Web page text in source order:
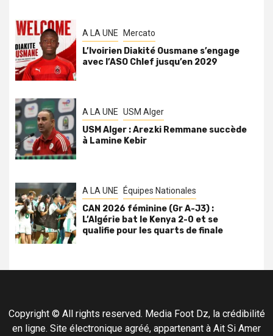
A LA UNE Mercato
L’Ivoirien Diakité Ousmane s’engage
avec l’ASO Chlef jusqu’en 2029
A LA UNE USM Alger
USM Alger : Arezki Remmane succède
à Lamine Kebir
A LA UNE Équipes Nationales
CAN 2026 féminine (Gr A-J3) :
L’Algérie bat le Kenya 2-0 et se
qualifie pour les quarts de finale
Copyright © All rights reserved. Media Foot Dz, la crédibilité
en ligne. Site électronique agréé, appartenant à Ait Si Amer